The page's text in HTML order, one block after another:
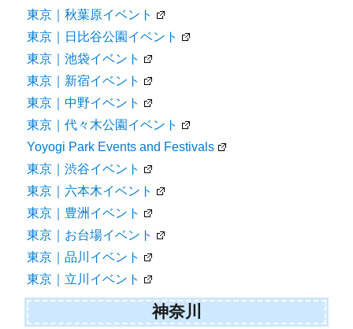
東京｜秋葉原イベント
東京｜日比谷公園イベント
東京｜池袋イベント
東京｜新宿イベント
東京｜中野イベント
東京｜代々木公園イベント
Yoyogi Park Events and Festivals
東京｜渋谷イベント
東京｜六本木イベント
東京｜豊洲イベント
東京｜お台場イベント
東京｜品川イベント
東京｜立川イベント
神奈川